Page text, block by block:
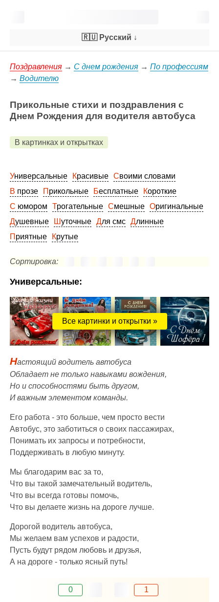
🇷🇺 Русский ↓
Поздравления → С днем рождения → По профессиям
→ Водителю
Прикольные стихи и поздравления с
Днем Рождения для водителя автобуса
В картинках и открытках
Универсальные Красивые
Своими словами
В прозе
Прикольные Бесплатные
Короткие
С юмором
Трогательные Смешные
Оригинальные
Душевные
Шуточные Для смс
Длинные
Приятные
Крутые
Сортировка:
Универсальные:
Все картинки и открытки »
Настоящий водитель автобуса
Обладает не только навыками вождения,
Но и способностями быть другом,
И важным элементом команды.
Его работа - это больше, чем просто вести
Автобус, это заботиться о своих пассажирах,
Понимать их запросы и потребности,
Поддерживать в любую минуту.
Мы благодарим вас за то,
Что вы такой замечательный водитель,
Что вы всегда готовы помочь,
Что вы делаете жизнь на дороге лучше.
Дорогой водитель автобуса,
Мы желаем вам успехов и радости,
Пусть будут рядом любовь и друзья,
А на дороге - только ясный путь!
0 1